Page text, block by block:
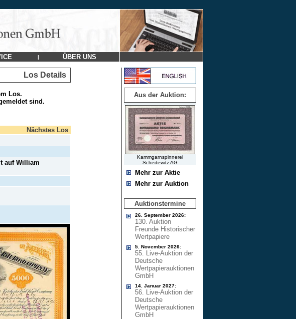
| ÜBER UNS
Los Details
Los.
sind.
Nächstes Los
auf William
Aus der Auktion:
Kammgarnspinnerei
Schedewitz AG
Mehr zur Aktie
Mehr zur Auktion
Auktionstermine
26. September 2026:
130. Auktion
Freunde Historischer
Wertpapiere
5. November 2026:
55. Live-Auktion der
Deutsche
Wertpapierauktionen
GmbH
14. Januar 2027:
56. Live-Auktion der
Deutsche
Wertpapierauktionen
GmbH